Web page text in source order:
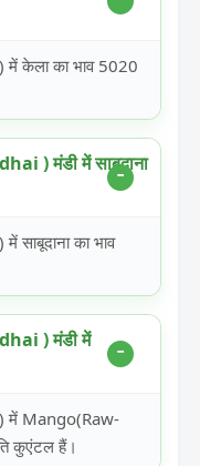
केला का भाव 5020
) मंडी में साबूदाना
का भाव
) मंडी में
में Mango(Raw-
कुएंटल हैं।